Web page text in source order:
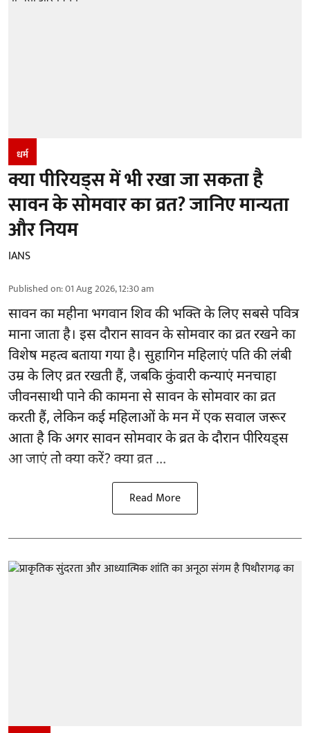
धर्म
क्या पीरियड्स में भी रखा जा सकता है
सावन के सोमवार का व्रत? जानिए मान्यता
और नियम
IANS
Published on:01 Aug 2026, 12:30 am
सावन का महीना भगवान शिव की भक्ति के लिए सबसे पवित्र
माना जाता है। इस दौरान सावन के सोमवार का व्रत रखने का
विशेष महत्व बताया गया है। सुहागिन महिलाएं पति की लंबी
उम्र के लिए व्रत रखती हैं, जबकि कुंवारी कन्याएं मनचाहा
जीवनसाथी पाने की कामना से सावन के सोमवार का व्रत
करती हैं, लेकिन कई महिलाओं के मन में एक सवाल जरूर
आता है कि अगर सावन सोमवार के व्रत के दौरान पीरियड्स
आ जाएं तो क्या करें? क्या व्रत ...
Read More